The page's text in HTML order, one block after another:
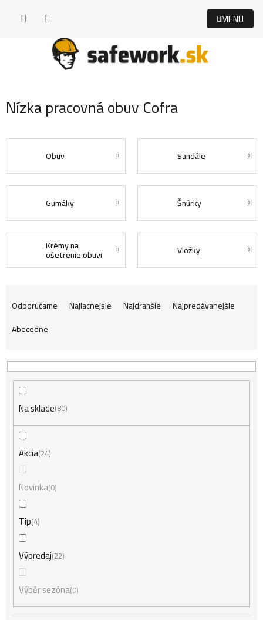
Nízka pracovná obuv Cofra
Obuv Sandále
Gumáky Šnúrky
Krémy na
ošetrenie obuvi Vložky
R
a
d
e
Odporúčame Najlacnejšie Najdrahšie
Najpredávanejšie
Abecedne
Na sklade 80
Akcia 24
Novinka 0
Tip 4
Výpredaj 22
Výběr sezóna 0